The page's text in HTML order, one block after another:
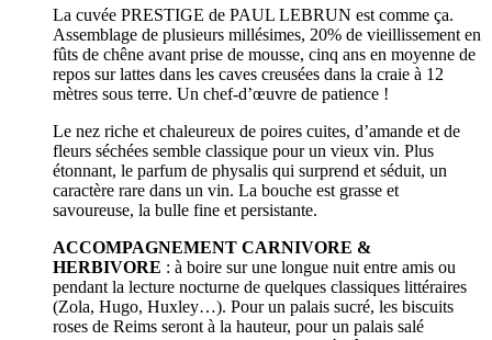
La cuvée PRESTIGE de PAUL LEBRUN est comme ça.
Assemblage de plusieurs millésimes, 20% de vieillissement en
fûts de chêne avant prise de mousse, cinq ans en moyenne de
repos sur lattes dans les caves creusées dans la craie à 12
mètres sous terre. Un chef-d’œuvre de patience !
Le nez riche et chaleureux de poires cuites, d’amande et de
fleurs séchées semble classique pour un vieux vin. Plus
étonnant, le parfum de physalis qui surprend et séduit, un
caractère rare dans un vin. La bouche est grasse et
savoureuse, la bulle fine et persistante.
ACCOMPAGNEMENT CARNIVORE &
HERBIVORE : à boire sur une longue nuit entre amis ou
pendant la lecture nocturne de quelques classiques littéraires
(Zola, Hugo, Huxley…). Pour un palais sucré, les biscuits
roses de Reims seront à la hauteur, pour un palais salé